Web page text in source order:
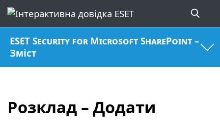
ESET Security for Microsoft SharePoint –
Зміст
Розклад – Додати